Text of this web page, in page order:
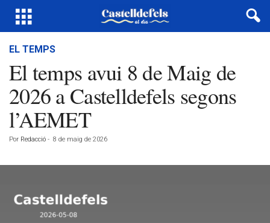
EL TEMPS
El temps avui 8 de Maig de
2026 a Castelldefels segons
l’AEMET
Por Redacció - 8 de maig de 2026